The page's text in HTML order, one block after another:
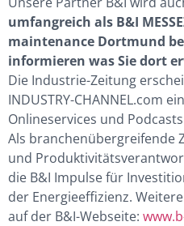
umfangreich als B&I
maintenance Dortmund
informieren was Sie dort
Die Industrie-Zeitung
INDUSTRY-CHANNEL.com
Onlineservices und
Als branchenübergreifende
und
die B&I Impulse für
der Energieeffizienz.
auf der B&I-Webseite: